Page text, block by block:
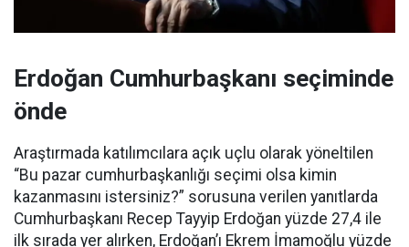
Erdoğan Cumhurbaşkanı seçiminde
önde
Araştırmada katılımcılara açık uçlu olarak yöneltilen
“Bu pazar cumhurbaşkanlığı seçimi olsa kimin
kazanmasını istersiniz?” sorusuna verilen yanıtlarda
Cumhurbaşkanı Recep Tayyip Erdoğan yüzde 27,4 ile
ilk sırada yer alırken, Erdoğan’ı Ekrem İmamoğlu yüzde